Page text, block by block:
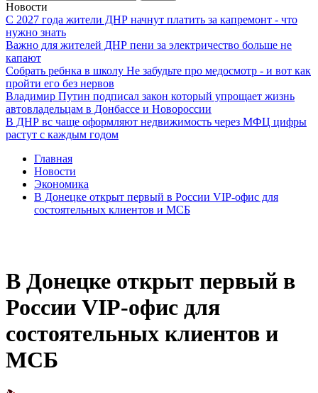
Новости
С 2027 года жители ДНР начнут платить за капремонт - что
нужно знать
Важно для жителей ДНР пени за электричество больше не
капают
Собрать ребнка в школу Не забудьте про медосмотр - и вот как
пройти его без нервов
Владимир Путин подписал закон который упрощает жизнь
автовладельцам в Донбассе и Новороссии
В ДНР вс чаще оформляют недвижимость через МФЦ цифры
растут с каждым годом
Главная
Новости
Экономика
В Донецке открыт первый в России VIP-офис для
состоятельных клиентов и МСБ
В Донецке открыт первый в
России VIP-офис для
состоятельных клиентов и
МСБ